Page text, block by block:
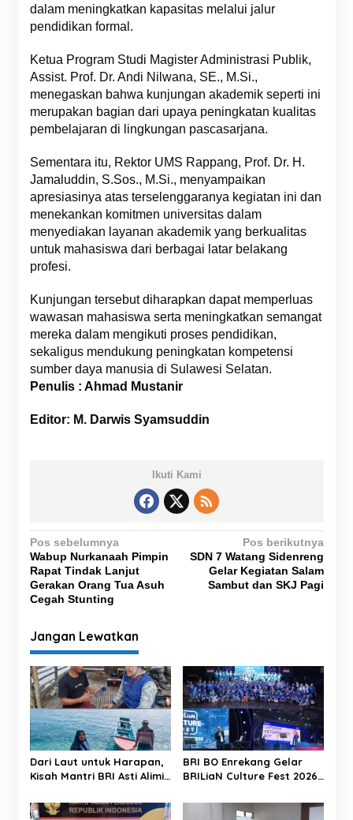
dalam meningkatkan kapasitas melalui jalur
pendidikan formal.
Ketua Program Studi Magister Administrasi Publik,
Assist. Prof. Dr. Andi Nilwana, SE., M.Si.,
menegaskan bahwa kunjungan akademik seperti ini
merupakan bagian dari upaya peningkatan kualitas
pembelajaran di lingkungan pascasarjana.
Sementara itu, Rektor UMS Rappang, Prof. Dr. H.
Jamaluddin, S.Sos., M.Si., menyampaikan
apresiasinya atas terselenggaranya kegiatan ini dan
menekankan komitmen universitas dalam
menyediakan layanan akademik yang berkualitas
untuk mahasiswa dari berbagai latar belakang
profesi.
Kunjungan tersebut diharapkan dapat memperluas
wawasan mahasiswa serta meningkatkan semangat
mereka dalam mengikuti proses pendidikan,
sekaligus mendukung peningkatan kompetensi
sumber daya manusia di Sulawesi Selatan.
Penulis : Ahmad Mustanir
Editor: M. Darwis Syamsuddin
Ikuti Kami
N
a
v
g
a
s
i
p
o
s
Pos sebelumnya
Wabup Nurkanaah Pimpin
Rapat Tindak Lanjut
Gerakan Orang Tua Asuh
Cegah Stunting
Pos berikutnya
SDN 7 Watang Sidenreng
Gelar Kegiatan Salam
Sambut dan SKJ Pagi
Jangan Lewatkan
Dari Laut untuk Harapan,
Kisah Mantri BRI Asti Alimin
di Pulau Kelang
BRI BO Enrekang Gelar
BRILiaN Culture Fest 2026,
Semangat Kolaborasi